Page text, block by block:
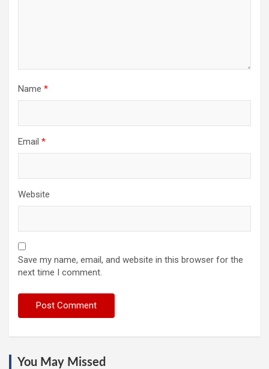
Name *
Email *
Website
Save my name, email, and website in this browser for the
next time I comment.
You May Missed